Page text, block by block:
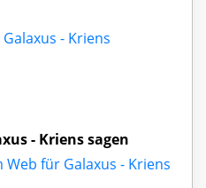
Galaxus - Kriens
- Kriens sagen
für Galaxus - Kriens